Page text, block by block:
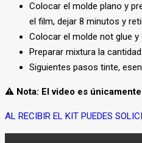
Colocar el molde plano y
el film, dejar 8 minutos y
Colocar el molde not glue
Preparar mixtura la
Siguientes pasos tinte,
⚠️ Nota: El video es
AL RECIBIR EL KIT PUEDES